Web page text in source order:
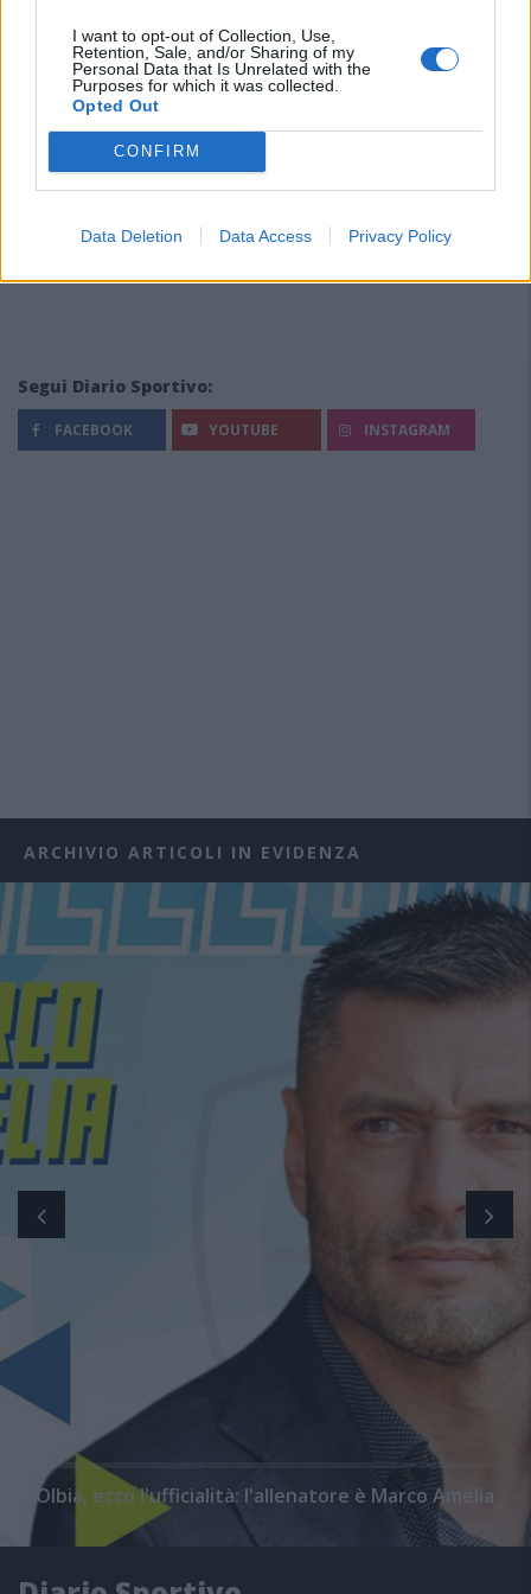
I want to opt-out of Collection, Use,
Retention, Sale, and/or Sharing of my
Personal Data that Is Unrelated with the
Purposes for which it was collected.
Opted Out
CONFIRM
Data Deletion Data Access Privacy Policy
Segui Diario Sportivo:
FACEBOOK YOUTUBE INSTAGRAM
ARCHIVIO ARTICOLI IN EVIDENZA
Olbia, ecco l'ufficialità: l'allenatore è Marco Amelia